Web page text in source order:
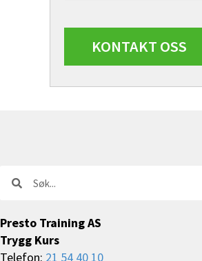
Søk
Presto Training AS
Trygg Kurs
Telefon: 21 54 40 10